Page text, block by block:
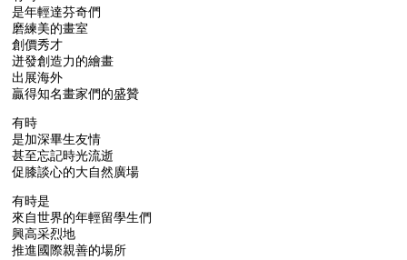
是年輕達芬奇們
磨練美的畫室
創價秀才
迸發創造力的繪畫
出展海外
贏得知名畫家們的盛贊
有時
是加深畢生友情
甚至忘記時光流逝
促膝談心的大自然廣場
有時是
來自世界的年輕留學生們
興高采烈地
推進國際親善的場所